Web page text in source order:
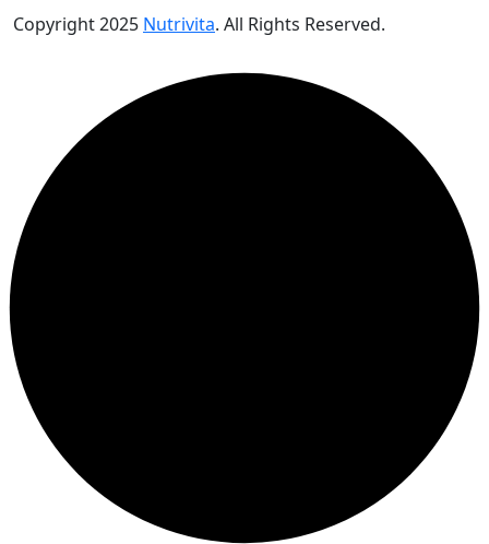
Copyright2025 Nutrivita. All Rights Reserved.